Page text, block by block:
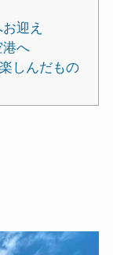
迎え
港へ
しんだもの